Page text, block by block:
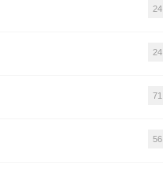
24
24
71
56